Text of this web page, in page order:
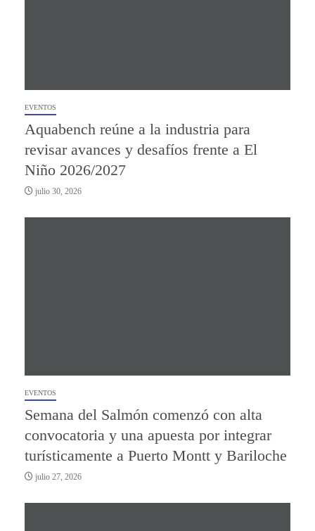
EVENTOS
Aquabench reúne a la industria para
revisar avances y desafíos frente a El
Niño 2026/2027
julio 30, 2026
EVENTOS
Semana del Salmón comenzó con alta
convocatoria y una apuesta por integrar
turísticamente a Puerto Montt y Bariloche
julio 27, 2026